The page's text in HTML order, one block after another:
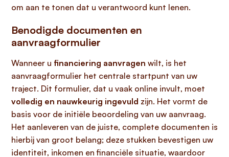
om aan te tonen dat u verantwoord kunt lenen.
Benodigde documenten en
aanvraagformulier
Wanneer u financiering aanvragen wilt, is het
aanvraagformulier het centrale startpunt van uw
traject. Dit formulier, dat u vaak online invult, moet
volledig en nauwkeurig ingevuld zijn. Het vormt de
basis voor de initiële beoordeling van uw aanvraag.
Het aanleveren van de juiste, complete documenten is
hierbij van groot belang; deze stukken bevestigen uw
identiteit, inkomen en financiële situatie, waardoor